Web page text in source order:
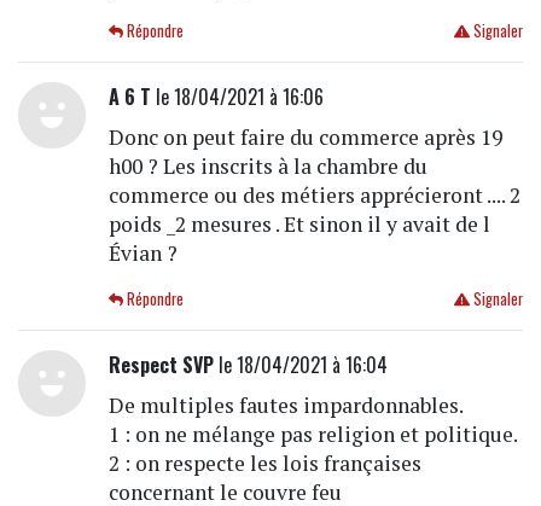
Signaler
Répondre
A 6 T le 18/04/2021 à 16:06
Donc on peut faire du commerce après 19
h00 ? Les inscrits à la chambre du
commerce ou des métiers apprécieront .... 2
poids _2 mesures . Et sinon il y avait de l
Évian ?
Signaler
Répondre
Respect SVPle 18/04/2021 à 16:04
De multiples fautes impardonnables.
1 : on ne mélange pas religion et politique.
2 : on respecte les lois françaises
concernant le couvre feu